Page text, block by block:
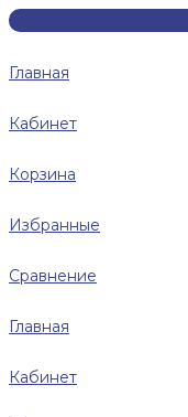
Главная
Кабинет
Корзина
Избранные
Сравнение
Главная
Кабинет